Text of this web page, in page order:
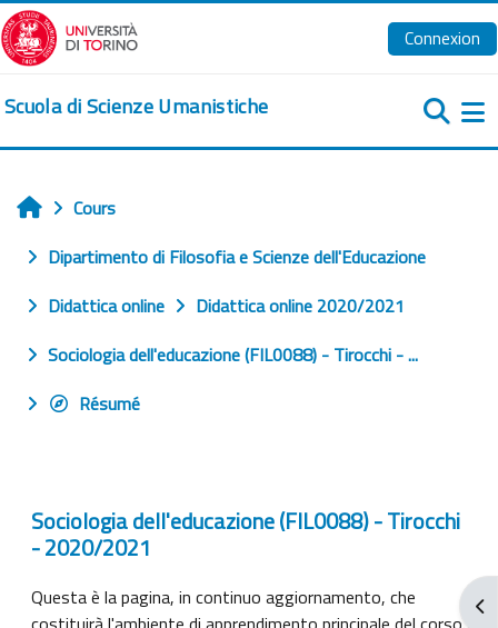
Passer au contenu principal
Connexion
Scuola di Scienze Umanistiche
Accueil
Cours
Dipartimento di Filosofia e Scienze dell'Educazione
Didattica online
Didattica online 2020/2021
Sociologia dell'educazione (FIL0088) - Tirocchi - ...
Résumé
Sociologia dell'educazione (FIL0088) - Tirocchi
- 2020/2021
Questa è la pagina, in continuo aggiornamento, che